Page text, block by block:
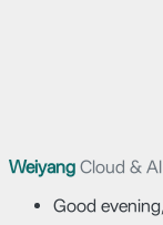
Weiyang Cloud & AI
Good